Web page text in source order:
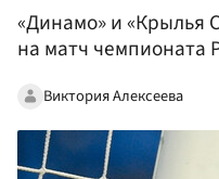
«Динамо» и «Крылья
на матч чемпионата
Виктория Алексеева